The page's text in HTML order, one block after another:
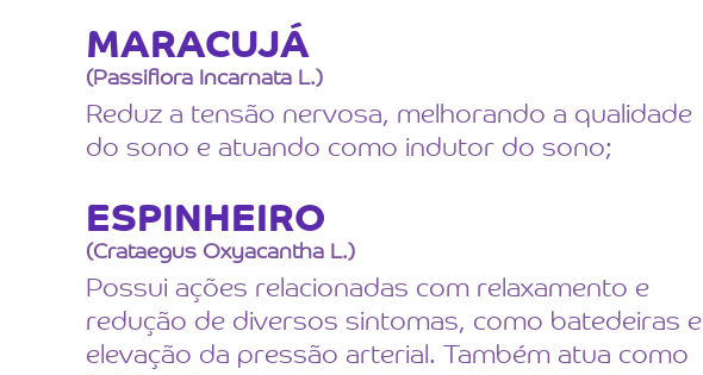
MARACUJÁ
(Passiflora Incarnata L.)
Reduz a tensão nervosa, melhorando a qualidade
do sono e atuando como indutor do sono;
ESPINHEIRO
(Crataegus Oxyacantha L.)
Possui ações relacionadas com relaxamento e
redução de diversos sintomas, como batedeiras e
elevação da pressão arterial. Também atua como